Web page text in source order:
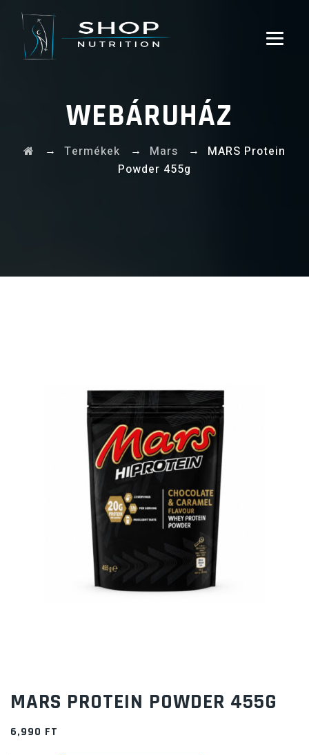
WEBÁRUHÁZ
→ Termékek → Mars → MARS Protein
Powder 455g
MARS PROTEIN POWDER 455G
6,990 FT